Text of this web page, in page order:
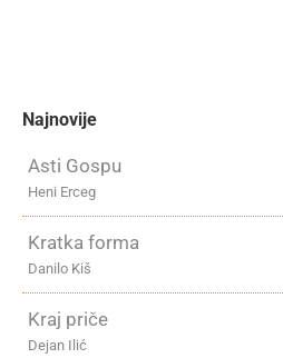
Najnovije
Asti Gospu
Heni Erceg
Kratka forma
Danilo Kiš
Kraj priče
Dejan Ilić